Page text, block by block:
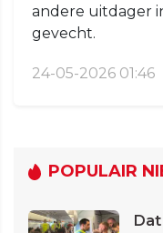
andere uitdager
gevecht.
24-05-2026 01:46
POPULAIR